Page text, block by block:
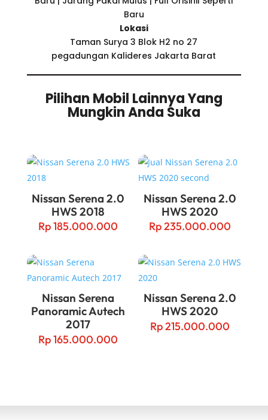
Baru
Lokasi
Taman Surya 3 Blok H2 no 27
pegadungan Kalideres Jakarta Barat
Pilihan Mobil Lainnya Yang
Mungkin Anda Suka
Nissan Serena 2.0
HWS 2018
Rp185.000.000
Nissan Serena 2.0
HWS 2020
Rp235.000.000
Nissan Serena
Panoramic Autech
2017
Rp165.000.000
Nissan Serena 2.0
HWS 2020
Rp215.000.000